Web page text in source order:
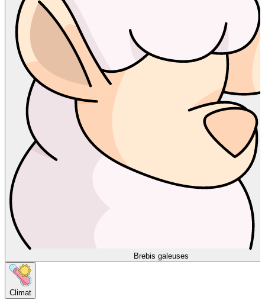
Brebis galeuses
Climat